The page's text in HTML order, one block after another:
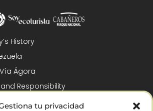
tu privacidad
History
Ágora
Responsibility
Gómez-Pintado